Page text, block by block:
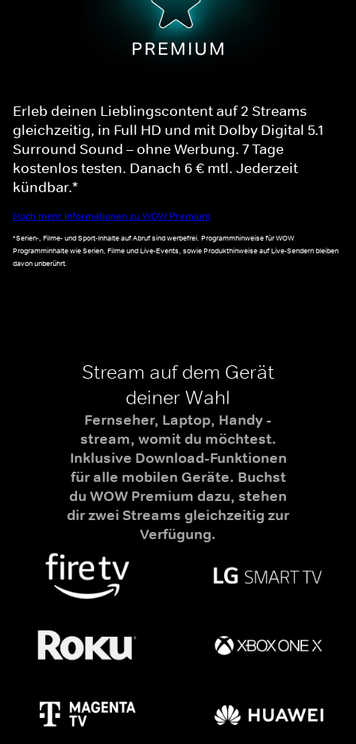
Erleb deinen Lieblingscontent auf 2 Streams
gleichzeitig, in Full HD und mit Dolby Digital 5.1
Surround Sound – ohne Werbung. 7 Tage
kostenlos testen. Danach 6 € mtl. Jederzeit
kündbar.*
Noch mehr Informationen zu WOW Premium
*Serien-, Filme- und Sport-Inhalte auf Abruf sind werbefrei. Programmhinweise für WOW
Programminhalte wie Serien, Filme und Live-Events, sowie Produkthinweise auf Live-Sendern bleiben
davon unberührt.
Stream auf dem Gerät
deiner Wahl
Fernseher, Laptop, Handy -
stream, womit du möchtest.
Inklusive Download-Funktionen
für alle mobilen Geräte. Buchst
du WOW Premium dazu, stehen
dir zwei Streams gleichzeitig zur
Verfügung.